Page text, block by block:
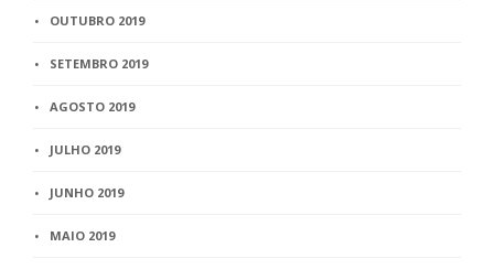
OUTUBRO 2019
SETEMBRO 2019
AGOSTO 2019
JULHO 2019
JUNHO 2019
MAIO 2019